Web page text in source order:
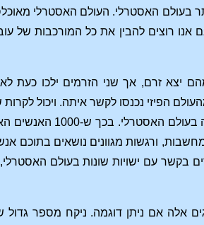
בעולם האסטרלי. העולם האסטרלי
אנו רוצים להבין את כל המורכבות של
יצא זרם, אך שני הזרמים ילכו כעת
הפיזי נכנסו לקשר איתה. ויכול
אלא 50, 100 או 1000 בני אדם, שחווים את אותה
ורגשות מגוונים נושאים בתוכם
עם ישויות שונות בעולם האסטרלי,
אלה אם ניתן דוגמה. ניקח מספר